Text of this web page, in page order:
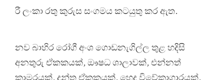
රී ලංකා රතු කුරුස සංගමය කටයුතු කර ඇත.
නව බාහිර රෝගී අංශ ගොඩනැගිල්ල තුළ හදිසි
අනතුරු ඒකකයක්, ඖෂධ ශාලාවක්, එන්නත්
කාමරයක්, දන්ත ඒකකයක්, හෙද විවේකාගාරයක්,